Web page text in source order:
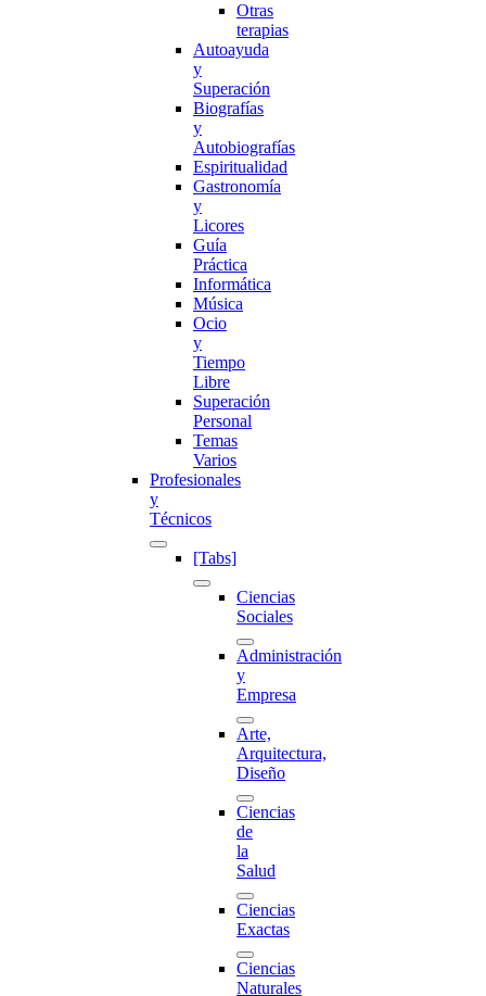
Otras
terapias
Autoayuda
y
Superación
Biografías
y
Autobiografías
Espiritualidad
Gastronomía
y
Licores
Guía
Práctica
Informática
Música
Ocio
y
Tiempo
Libre
Superación
Personal
Temas
Varios
Profesionales
y
Técnicos
[Tabs]
Ciencias
Sociales
Administración
y
Empresa
Arte,
Arquitectura,
Diseño
Ciencias
de
la
Salud
Ciencias
Exactas
Ciencias
Naturales